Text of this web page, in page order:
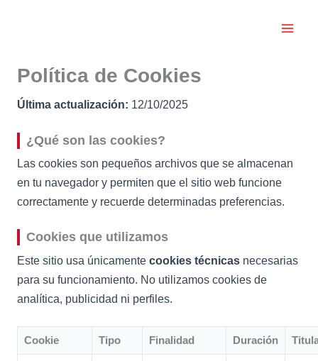
Política de Cookies
Última actualización: 12/10/2025
¿Qué son las cookies?
Las cookies son pequeños archivos que se almacenan
en tu navegador y permiten que el sitio web funcione
correctamente y recuerde determinadas preferencias.
Cookies que utilizamos
Este sitio usa únicamente cookies técnicas necesarias
para su funcionamiento. No utilizamos cookies de
analítica, publicidad ni perfiles.
Cookie Tipo Finalidad Duración